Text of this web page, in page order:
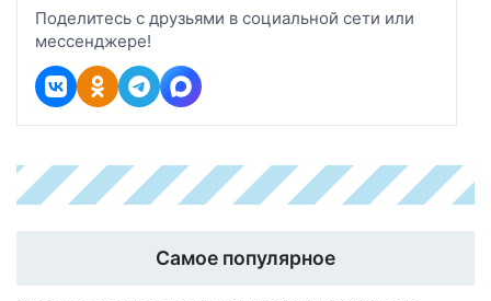
Поделитесь с друзьями в социальной сети или
мессенджере!
Самое популярное